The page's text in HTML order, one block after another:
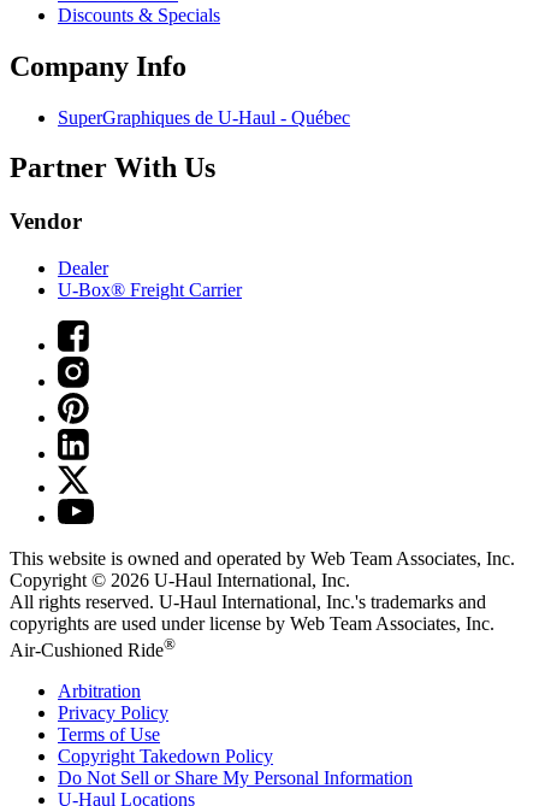
Discounts & Specials
Company Info
SuperGraphiques de U-Haul - Québec
Partner With Us
Vendor
Dealer
U-Box® Freight Carrier
This website is owned and operated by Web Team Associates, Inc.
Copyright © 2026 U-Haul International, Inc.
All rights reserved. U-Haul International, Inc.'s trademarks and
copyrights are used under license by Web Team Associates, Inc.
Air-Cushioned Ride®
Arbitration
Privacy Policy
Terms of Use
Copyright Takedown Policy
Do Not Sell or Share My Personal Information
U-Haul Locations